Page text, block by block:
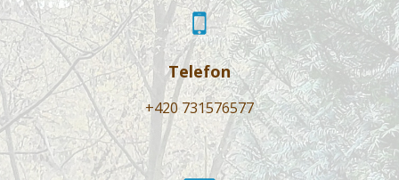
Telefon
+420 731576577